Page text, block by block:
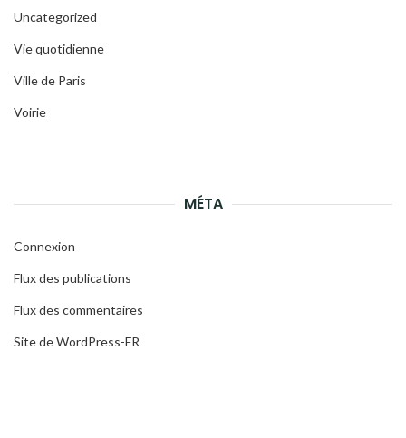
Uncategorized
Vie quotidienne
Ville de Paris
Voirie
MÉTA
Connexion
Flux des publications
Flux des commentaires
Site de WordPress-FR